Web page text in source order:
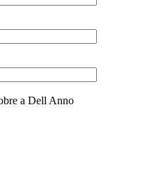
a Dell Anno